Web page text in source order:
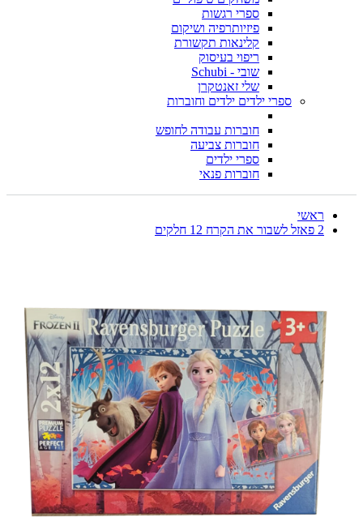
ספרי רגשות
פיזיותרפיה ושיקום
קלינאות תקשורת
ריפוי בעיסוק
שובי - Schubi
שלי זאנטקרן
ספרי ילדים ילדים וחוברות
חוברות עבודה לחופש
חוברות צביעה
ספרי ילדים
חוברות פנאי
ראשי
2 פאזל לשבור את הקרח 12 חלקים